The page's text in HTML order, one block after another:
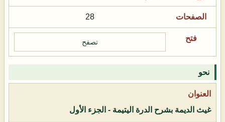
28
تصفح
نحو
غيث الديمة بشرح الدرة اليتيمة - الجزء الأول